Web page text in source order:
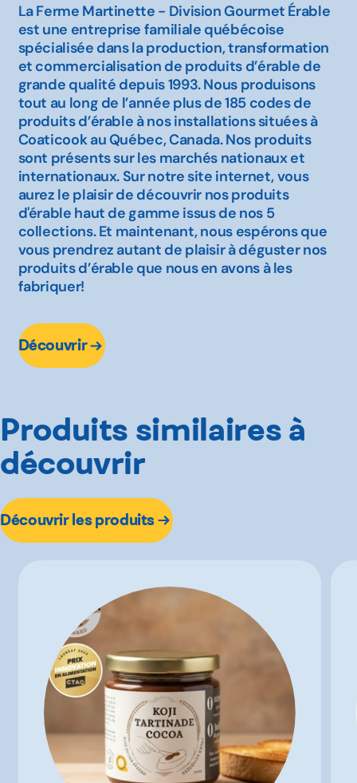
La Ferme Martinette - Division Gourmet Érable
est une entreprise familiale québécoise
spécialisée dans la production, transformation
et commercialisation de produits d’érable de
grande qualité depuis 1993. Nous produisons
tout au long de l’année plus de 185 codes de
produits d’érable à nos installations situées à
Coaticook au Québec, Canada. Nos produits
sont présents sur les marchés nationaux et
internationaux. Sur notre site internet, vous
aurez le plaisir de découvrir nos produits
d'érable haut de gamme issus de nos 5
collections. Et maintenant, nous espérons que
vous prendrez autant de plaisir à déguster nos
produits d’érable que nous en avons à les
fabriquer!
Découvrir
Produits similaires à
découvrir
Découvrir les produits